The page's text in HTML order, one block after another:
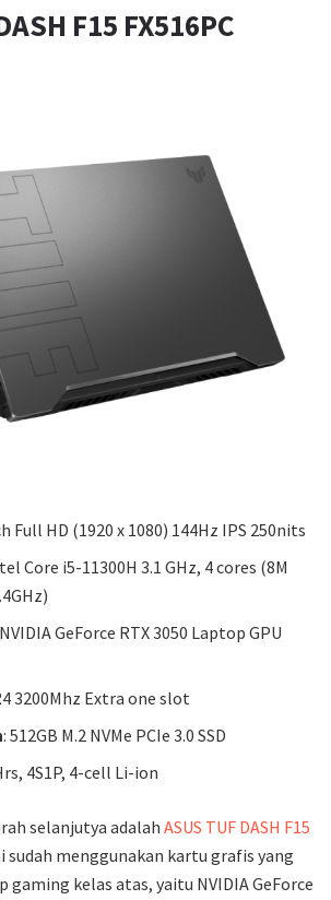
F15 FX516PC
Full HD (1920 x 1080) 144Hz IPS 250nits
Core i5-11300H 3.1 GHz, 4 cores (8M
GeForce RTX 3050 Laptop GPU
3200Mhz Extra one slot
: 512GB M.2 NVMe PCIe 3.0 SSD
4S1P, 4-cell Li-ion
selanjutya adalah ASUS TUF DASH F15
sudah menggunakan kartu grafis yang
kelas atas, yaitu NVIDIA GeForce